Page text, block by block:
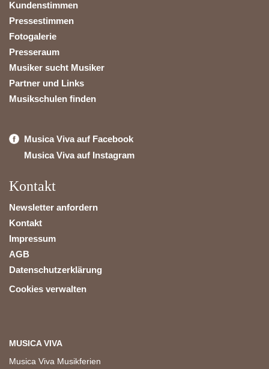
Kundenstimmen
Pressestimmen
Fotogalerie
Presseraum
Musiker sucht Musiker
Partner und Links
Musikschulen finden
Musica Viva auf Facebook
Musica Viva auf Instagram
Kontakt
Newsletter anfordern
Kontakt
Impressum
AGB
Datenschutzerklärung
Cookies verwalten
MUSICA VIVA
Musica Viva Musikferien